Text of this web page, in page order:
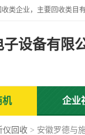
设备有限
机 企业
仪回收 > 安徽罗德与